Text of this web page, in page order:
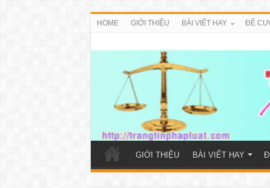
HOME GIỚI THIỆU BÀI VIẾT HAY ĐỀ
GIỚI THIỆU BÀI VIẾT HAY